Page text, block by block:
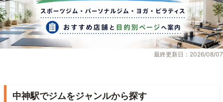
最終更新日：2026/08/07
中神駅でジムをジャンルから探す